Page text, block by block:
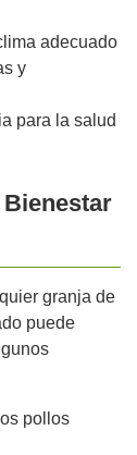
adecuado
y
para la salud
granja de
puede
pollos